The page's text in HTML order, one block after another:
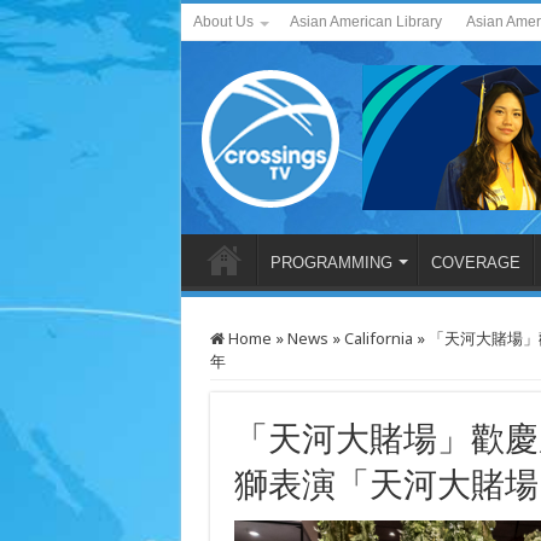
About Us Asian American Library Asian
PROGRAMMING COVERAGE
Home »News »California » 「天河大賭場
年
「天河大賭場」歡
獅表演「天河大賭